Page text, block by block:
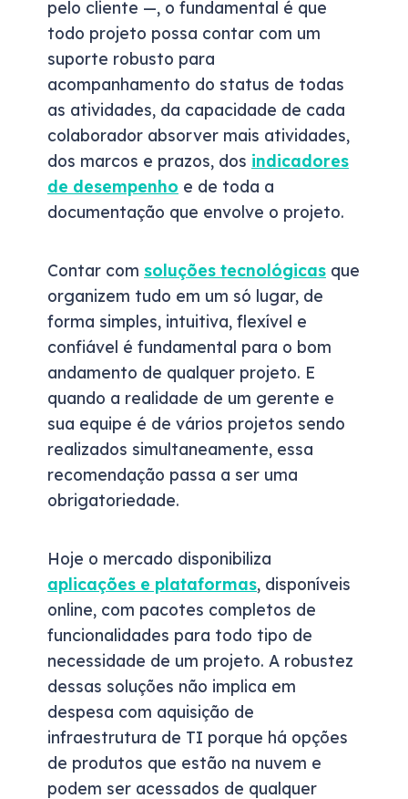
pelo cliente —, o fundamental é que
todo projeto possa contar com um
suporte robusto para
acompanhamento do status de todas
as atividades, da capacidade de cada
colaborador absorver mais atividades,
dos marcos e prazos, dos indicadores
de desempenho e de toda a
documentação que envolve o projeto.
Contar com soluções tecnológicas que
organizem tudo em um só lugar, de
forma simples, intuitiva, flexível e
confiável é fundamental para o bom
andamento de qualquer projeto. E
quando a realidade de um gerente e
sua equipe é de vários projetos sendo
realizados simultaneamente, essa
recomendação passa a ser uma
obrigatoriedade.
Hoje o mercado disponibiliza
aplicações e plataformas, disponíveis
online, com pacotes completos de
funcionalidades para todo tipo de
necessidade de um projeto. A robustez
dessas soluções não implica em
despesa com aquisição de
infraestrutura de TI porque há opções
de produtos que estão na nuvem e
podem ser acessados de qualquer